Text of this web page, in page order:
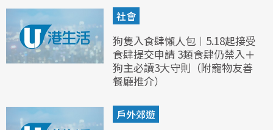
社會
狗隻入食肆懶人包︱5.18起接受
食肆提交申請 3類食肆仍禁入＋
狗主必讀3大守則（附寵物友善
餐廳推介）
戶外郊遊